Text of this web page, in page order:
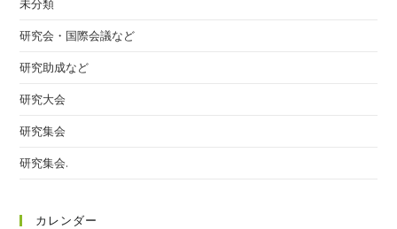
未分類
研究会・国際会議など
研究助成など
研究大会
研究集会
研究集会.
カレンダー